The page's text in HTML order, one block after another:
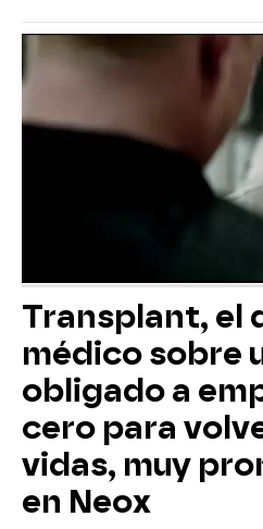
Transplant, el
médico sobre
obligado a
cero para
vidas, muy
en Neox